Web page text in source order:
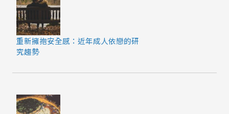
重新擁抱安全感：近年成人依戀的研
究趨勢